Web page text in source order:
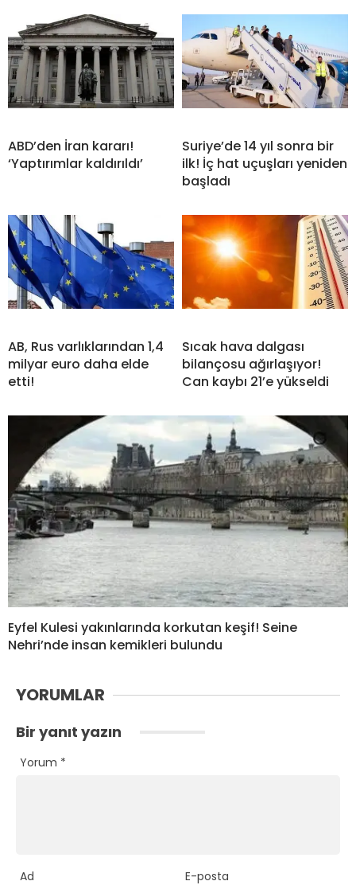
ABD’den İran kararı!
‘Yaptırımlar kaldırıldı’
Suriye’de 14 yıl sonra bir
ilk! İç hat uçuşları yeniden
başladı
AB, Rus varlıklarından 1,4
milyar euro daha elde
etti!
Sıcak hava dalgası
bilançosu ağırlaşıyor!
Can kaybı 21’e yükseldi
Eyfel Kulesi yakınlarında korkutan keşif! Seine
Nehri’nde insan kemikleri bulundu
YORUMLAR
Bir yanıt yazın
Yorum *
Ad E-posta